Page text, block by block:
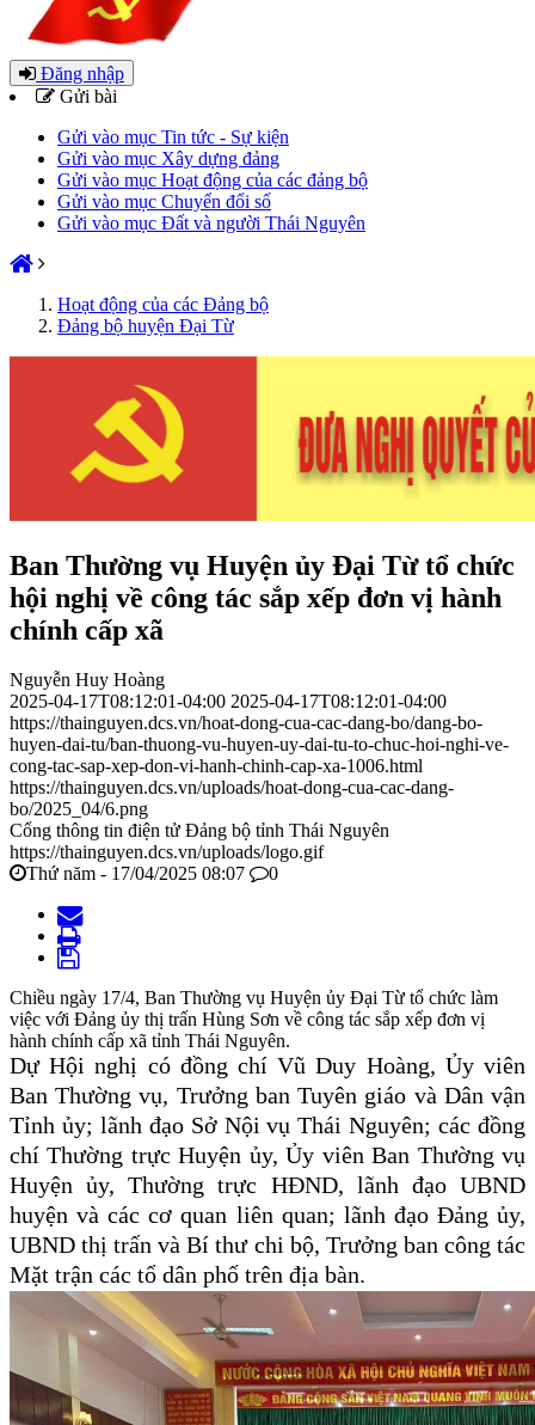
Đăng nhập
Gửi bài
Gửi vào mục Tin tức - Sự kiện
Gửi vào mục Xây dựng đảng
Gửi vào mục Hoạt động của các đảng bộ
Gửi vào mục Chuyển đổi số
Gửi vào mục Đất và người Thái Nguyên
Hoạt động của các Đảng bộ
Đảng bộ huyện Đại Từ
Ban Thường vụ Huyện ủy Đại Từ tổ chức
hội nghị về công tác sắp xếp đơn vị hành
chính cấp xã
Nguyễn Huy Hoàng
2025-04-17T08:12:01-04:00 2025-04-17T08:12:01-04:00
https://thainguyen.dcs.vn/hoat-dong-cua-cac-dang-bo/dang-bo-
huyen-dai-tu/ban-thuong-vu-huyen-uy-dai-tu-to-chuc-hoi-nghi-ve-
cong-tac-sap-xep-don-vi-hanh-chinh-cap-xa-1006.html
https://thainguyen.dcs.vn/uploads/hoat-dong-cua-cac-dang-
bo/2025_04/6.png
Cổng thông tin điện tử Đảng bộ tỉnh Thái Nguyên
https://thainguyen.dcs.vn/uploads/logo.gif
Thứ năm - 17/04/2025 08:07
0
Chiều ngày 17/4, Ban Thường vụ Huyện ủy Đại Từ tổ chức làm
việc với Đảng ủy thị trấn Hùng Sơn về công tác sắp xếp đơn vị
hành chính cấp xã tỉnh Thái Nguyên.
Dự Hội nghị có đồng chí Vũ Duy Hoàng, Ủy viên
Ban Thường vụ, Trưởng ban Tuyên giáo và Dân vận
Tỉnh ủy; lãnh đạo Sở Nội vụ Thái Nguyên; các đồng
chí Thường trực Huyện ủy, Ủy viên Ban Thường vụ
Huyện ủy, Thường trực HĐND, lãnh đạo UBND
huyện và các cơ quan liên quan; lãnh đạo Đảng ủy,
UBND thị trấn và Bí thư chi bộ, Trưởng ban công tác
Mặt trận các tổ dân phố trên địa bàn.